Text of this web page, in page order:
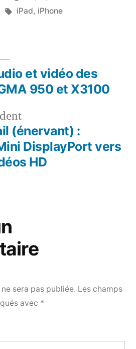
Étiquettes :
iPad, iPhone
Article
précédent :
(énervant) :
DisplayPort vers
HD
Article
suivant :
et vidéo des
950 et X3100
sera pas publiée. Les champs
avec *